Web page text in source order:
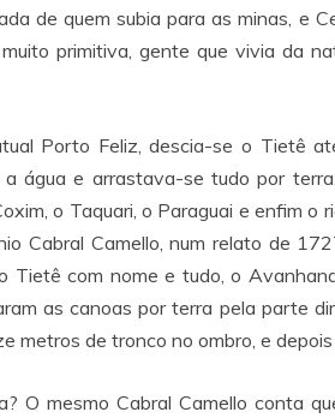
de quem subia para as minas, e
primitiva, gente que vivia da
Porto Feliz, descia-se o Tietê
água e arrastava-se tudo por
o Taquari, o Paraguai e enfim o
Cabral Camello, num relato de
Tietê com nome e tudo, o
as canoas por terra pela parte
metros de tronco no ombro, e
O mesmo Cabral Camello conta